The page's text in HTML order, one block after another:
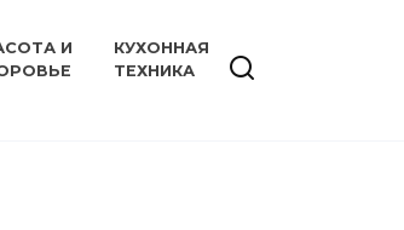
И
КУХОННАЯ
ТЕХНИКА